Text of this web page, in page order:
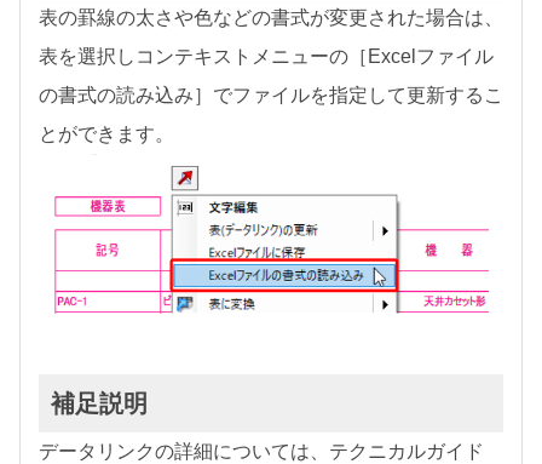
表の罫線の太さや色などの書式が変更された場合は、
表を選択しコンテキストメニューの［Excelファイル
の書式の読み込み］でファイルを指定して更新するこ
とができます。
補足説明
データリンクの詳細については、テクニカルガイド